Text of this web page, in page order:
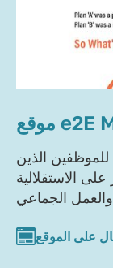
الذين
على الاستقلالية
على الموقع